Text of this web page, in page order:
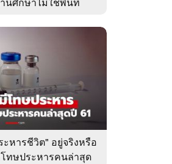
หารชีวิต" อยู่จริงหรือ
ทษประหารคนล่าสุด